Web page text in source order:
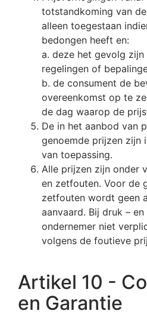
totstandkoming van
alleen toegestaan
bedongen heeft en:
a. deze het gevolg
regelingen of
b. de consument de
overeenkomst op te
de dag waarop de
De in het aanbod van
genoemde prijzen zijn
van toepassing.
Alle prijzen zijn onder
en zetfouten. Voor de
zetfouten wordt geen
aanvaard. Bij druk –
ondernemer niet
volgens de foutieve
Artikel 10 -
en Garantie